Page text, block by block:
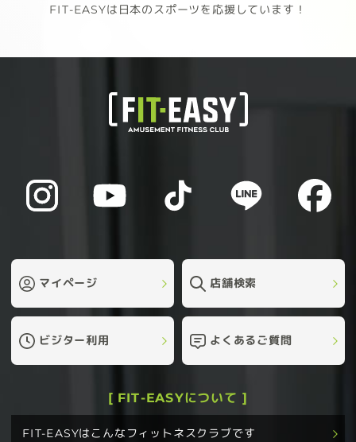
FIT-EASYは日本のスポーツを応援しています！
マイページ 店舗検索
ビジター利用 よくあるご質問
[ FIT-EASYについて ]
FIT-EASYはこんなフィットネスクラブです